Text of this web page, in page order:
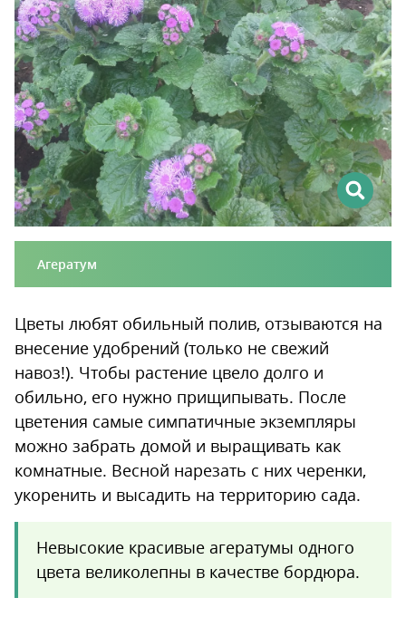
Агератум
Цветы любят обильный полив, отзываются на
внесение удобрений (только не свежий
навоз!). Чтобы растение цвело долго и
обильно, его нужно прищипывать. После
цветения самые симпатичные экземпляры
можно забрать домой и выращивать как
комнатные. Весной нарезать с них черенки,
укоренить и высадить на территорию сада.
Невысокие красивые агератумы одного
цвета великолепны в качестве бордюра.